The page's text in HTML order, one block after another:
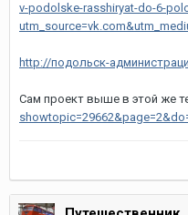
v-podolske-rasshiryat-do-6-
http://подольск-
Сам проект выше в этой же